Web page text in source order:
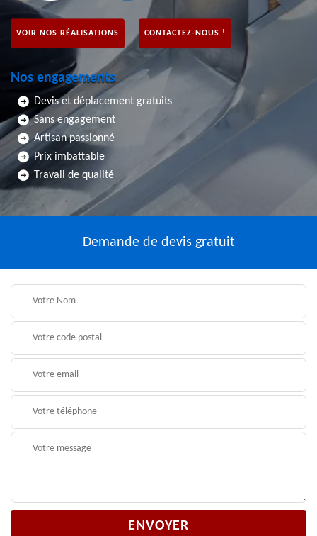
VOIR NOS RÉALISATIONS CONTACTEZ-NOUS !
Nos engagements
Devis et déplacement gratuits
Sans engagement
Artisan passionné
Prix imbattable
Travail de qualité
Demande de devis gratuit